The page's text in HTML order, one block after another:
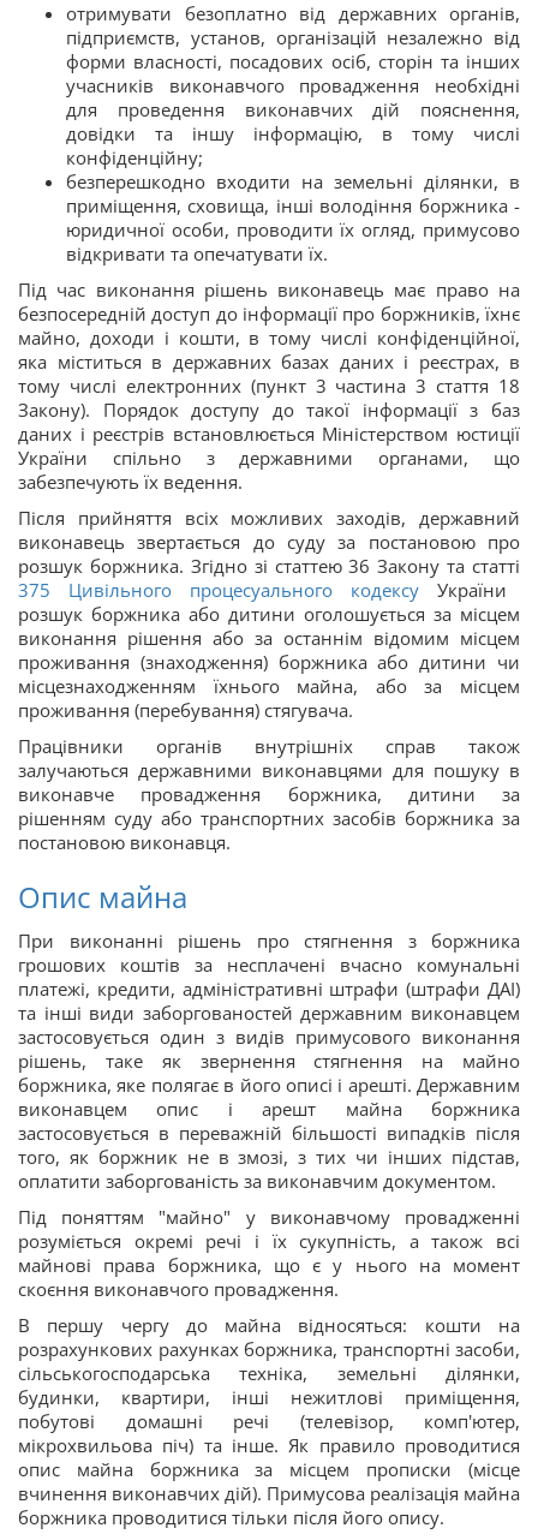
отримувати безоплатно від державних органів,
підприємств, установ, організацій незалежно від
форми власності, посадових осіб, сторін та інших
учасників виконавчого провадження необхідні
для проведення виконавчих дій пояснення,
довідки та іншу інформацію, в тому числі
конфіденційну;
безперешкодно входити на земельні ділянки, в
приміщення, сховища, інші володіння боржника -
юридичної особи, проводити їх огляд, примусово
відкривати та опечатувати їх.
Під час виконання рішень виконавець має право на
безпосередній доступ до інформації про боржників, їхнє
майно, доходи і кошти, в тому числі конфіденційної,
яка міститься в державних базах даних і реєстрах, в
тому числі електронних (пункт 3 частина 3 стаття 18
Закону). Порядок доступу до такої інформації з баз
даних і реєстрів встановлюється Міністерством юстиції
України спільно з державними органами, що
забезпечують їх ведення.
Після прийняття всіх можливих заходів, державний
виконавець звертається до суду за постановою про
розшук боржника. Згідно зі статтею 36 Закону та статті
375 Цивільного процесуального кодексу України
розшук боржника або дитини оголошується за місцем
виконання рішення або за останнім відомим місцем
проживання (знаходження) боржника або дитини чи
місцезнаходженням їхнього майна, або за місцем
проживання (перебування) стягувача.
Працівники органів внутрішніх справ також
залучаються державними виконавцями для пошуку в
виконавче провадження боржника, дитини за
рішенням суду або транспортних засобів боржника за
постановою виконавця.
Опис майна
При виконанні рішень про стягнення з боржника
грошових коштів за несплачені вчасно комунальні
платежі, кредити, адміністративні штрафи (штрафи ДАІ)
та інші види заборгованостей державним виконавцем
застосовується один з видів примусового виконання
рішень, таке як звернення стягнення на майно
боржника, яке полягає в його описі і арешті. Державним
виконавцем опис і арешт майна боржника
застосовується в переважній більшості випадків після
того, як боржник не в змозі, з тих чи інших підстав,
оплатити заборгованість за виконавчим документом.
Під поняттям "майно" у виконавчому провадженні
розуміється окремі речі і їх сукупність, а також всі
майнові права боржника, що є у нього на момент
скоєння виконавчого провадження.
В першу чергу до майна відносяться: кошти на
розрахункових рахунках боржника, транспортні засоби,
сільськогосподарська техніка, земельні ділянки,
будинки, квартири, інші нежитлові приміщення,
побутові домашні речі (телевізор, комп'ютер,
мікрохвильова піч) та інше. Як правило проводитися
опис майна боржника за місцем прописки (місце
вчинення виконавчих дій). Примусова реалізація майна
боржника проводитися тільки після його опису.